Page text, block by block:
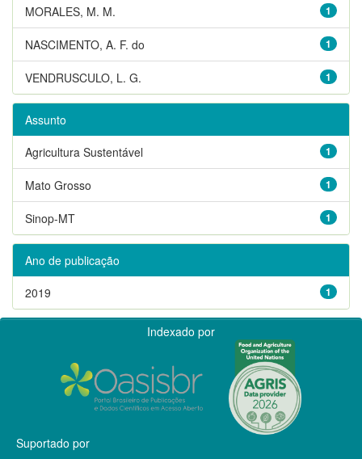
1
MORALES, M. M.
1
NASCIMENTO, A. F. do
1
VENDRUSCULO, L. G.
Assunto
1
Agricultura Sustentável
1
Mato Grosso
1
Sinop-MT
Ano de publicação
1
2019
Indexado por
Suportado por